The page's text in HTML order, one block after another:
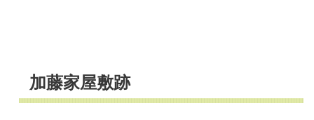
加藤家屋敷跡